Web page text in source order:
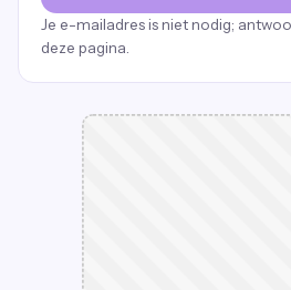
Je e-mailadres is niet nodig;
deze pagina.